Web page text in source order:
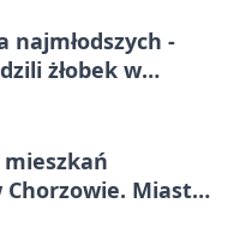
najmłodszych -
żłobek w
mieszkań
Miasto